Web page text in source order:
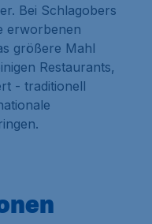
Bei Schlagobers
erworbenen
größere Mahl
Restaurants,
- traditionell